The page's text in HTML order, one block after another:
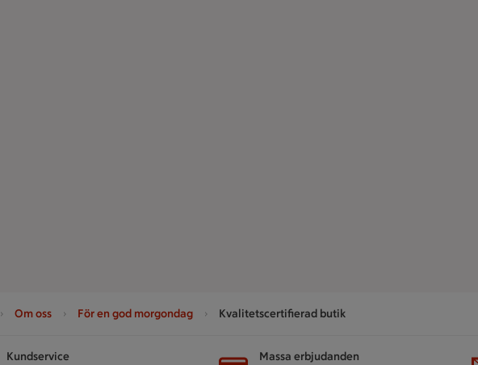
Om oss För en god morgondag Kvalitetscertifierad butik
Kundservice Massa erbjudanden